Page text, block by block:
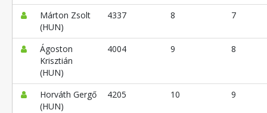
Márton Zsolt
(HUN)
4337 8 7
Ágoston
Krisztián
(HUN)
4004 9 8
Horváth Gergő
(HUN)
4205 10 9